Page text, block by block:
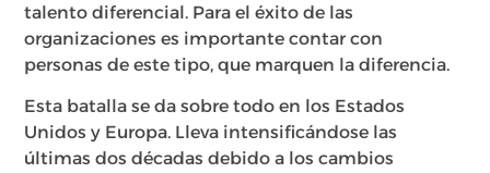
talento diferencial. Para el éxito de las
organizaciones es importante contar con
personas de este tipo, que marquen la diferencia.
Esta batalla se da sobre todo en los Estados
Unidos y Europa. Lleva intensificándose las
últimas dos décadas debido a los cambios